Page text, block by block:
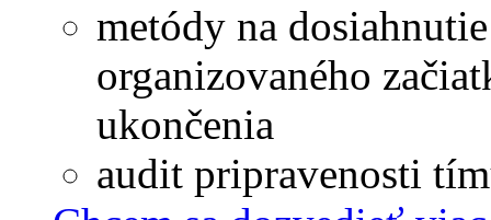
metódy na
organizovaného
ukončenia
audit pripravenosti